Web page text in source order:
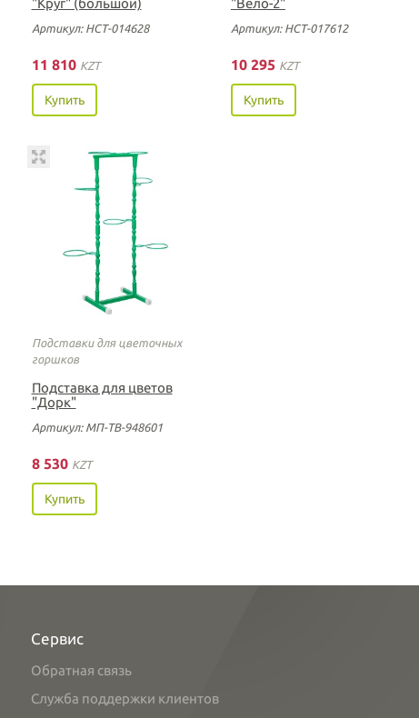
"Круг" (большой)
Артикул: НСТ-014628
11 810 KZT
Купить
"Вело-2"
Артикул: НСТ-017612
10 295 KZT
Купить
Подставки для цветочных
горшков
Подставка для цветов
"Дорк"
Артикул: МП-ТВ-948601
8 530 KZT
Купить
Сервис
Обратная связь
Служба поддержки клиентов